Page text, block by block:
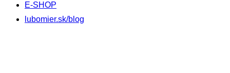
E-SHOP
lubomier.sk/blog